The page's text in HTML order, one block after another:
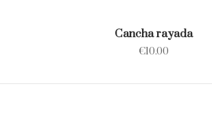
Cancha rayada
€10.00